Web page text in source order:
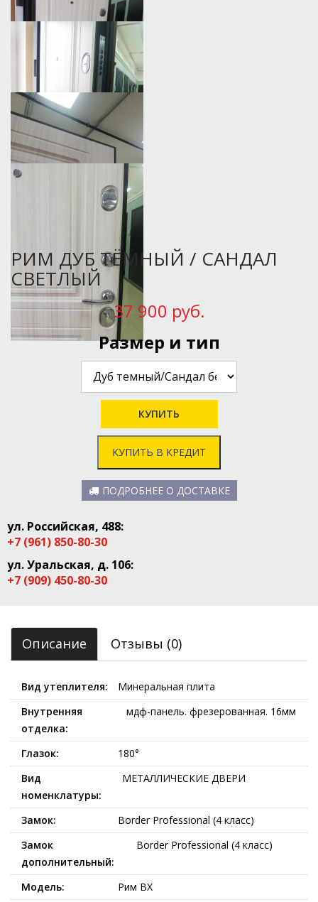
РИМ ДУБ ТЁМНЫЙ / САНДАЛ
СВЕТЛЫЙ
37 900 руб.
Размер и тип
КУПИТЬ В КРЕДИТ
ПОДРОБНЕЕ О ДОСТАВКЕ
ул. Российская, 488:
+7 (961) 850-80-30
ул. Уральская, д. 106:
+7 (909) 450-80-30
Описание Отзывы (0)
Вид утеплителя:
Минеральная плита
Внутренняя
отделка:
мдф-панель. фрезерованная. 16мм
Глазок:
180°
Вид
номенклатуры:
МЕТАЛЛИЧЕСКИЕ ДВЕРИ
Замок:
Border Professional (4 класс)
Замок
дополнительный:
Border Professional (4 класс)
Модель: Рим ВХ